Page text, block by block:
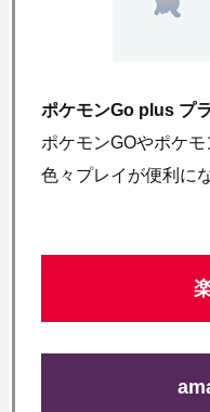
ポケモンGo plus プ
ポケモンGOやポケ
色々プレイが便利に